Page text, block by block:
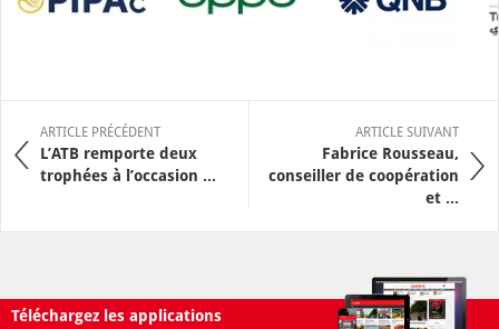
ARTICLE PRÉCÉDENT
L’ATB remporte deux
trophées à l’occasion ...
ARTICLE SUIVANT
Fabrice Rousseau,
conseiller de coopération
et ...
Téléchargez les applications